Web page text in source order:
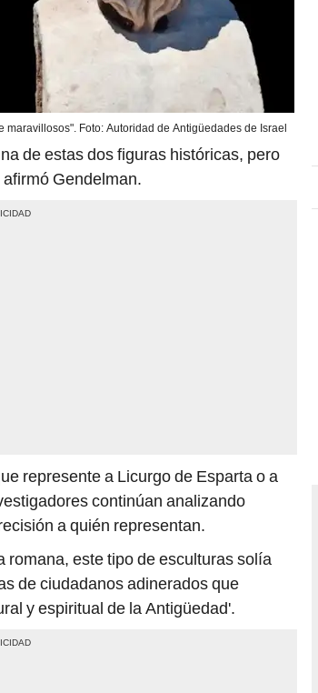
Foto: Autoridad de Antigüedades de Israel
de estas dos figuras históricas, pero
Gendelman.
represente a Licurgo de Esparta o a
continúan analizando
a quién representan.
romana, este tipo de esculturas solía
de ciudadanos adinerados que
y espiritual de la Antigüedad'.